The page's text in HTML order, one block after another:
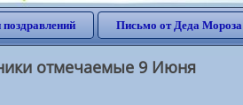
Письмо от Деда Мороза
отмечаемые 9 Июня